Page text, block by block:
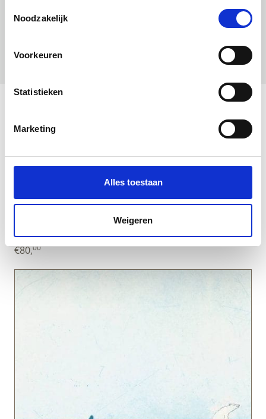
Noodzakelijk
Voorkeuren
Statistieken
Marketing
Alles toestaan
Weigeren
Duurzaam Kinderbehang | Rijkswachters |
Zwart | 97.4 x 280 cm | Kek Amsterdam |
Peltenburg Natuurverf
€80,00